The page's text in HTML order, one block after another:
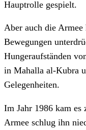
Hauptrolle gespielt.
Aber auch die Armee
Bewegungen
Hungeraufständen
in Mahalla al-Kubra
Gelegenheiten.
Im Jahr 1986 kam es
Armee schlug ihn